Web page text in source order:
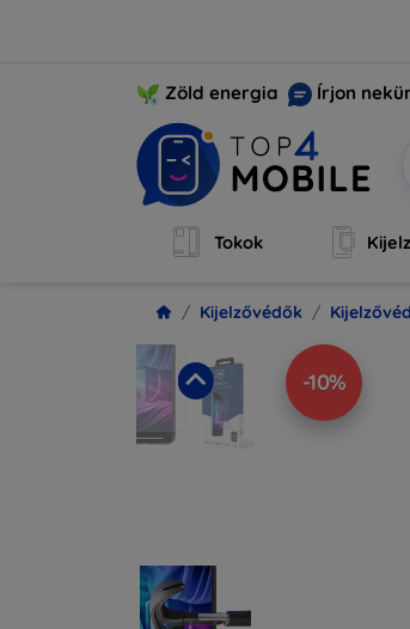
Zöld energia Írjon
Tokok
Kijelzővédők
-10%